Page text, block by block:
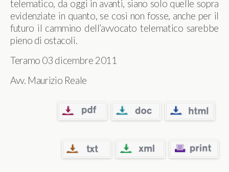
telematico, da oggi in avanti, siano solo quelle sopra
evidenziate in quanto, se così non fosse, anche per il
futuro il cammino dell’avvocato telematico sarebbe
pieno di ostacoli.
Teramo 03 dicembre 2011
Avv. Maurizio Reale